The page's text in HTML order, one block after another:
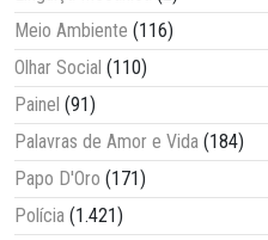
Meio Ambiente (116)
Olhar Social (110)
Painel (91)
Palavras de Amor e Vida (184)
Papo D'Oro (171)
Polícia (1.421)